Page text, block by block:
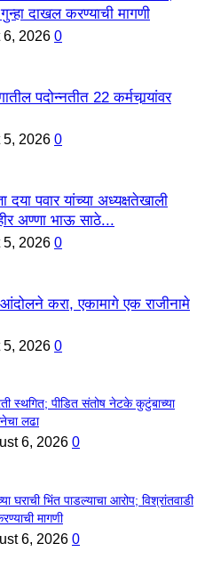
दाखल करण्याची मागणी
6, 2026 0
पदोन्नतीत 22 कर्मचार्‍यांवर
5, 2026 0
दया पवार यांच्या अध्यक्षतेखाली
अण्णा भाऊ साठे...
5, 2026 0
आंदोलने करा, एकामागे एक राजीनामे
5, 2026 0
स्थगित; पीडित संतोष नेटके कुटुंबाच्या
लढा
6, 2026 0
घराची भिंत पाडल्याचा आरोप; विश्रांतवाडी
मागणी
6, 2026 0